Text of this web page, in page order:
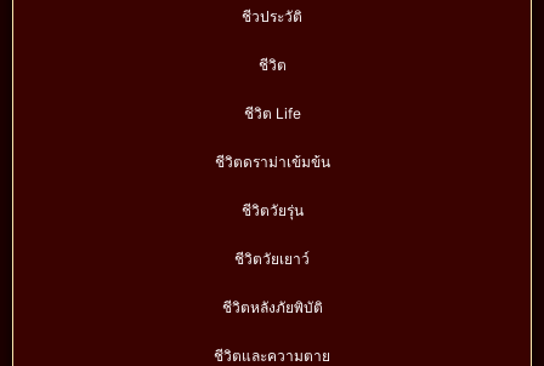
ชีวประวัติ
ชีวิต
ชีวิต Life
ชีวิตดราม่าเข้มข้น
ชีวิตวัยรุ่น
ชีวิตวัยเยาว์
ชีวิตหลังภัยพิบัติ
ชีวิตและความตาย